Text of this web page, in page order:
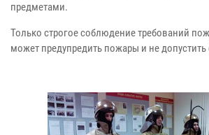
предметами.
Только строгое соблюдение требований
может предупредить пожары и не